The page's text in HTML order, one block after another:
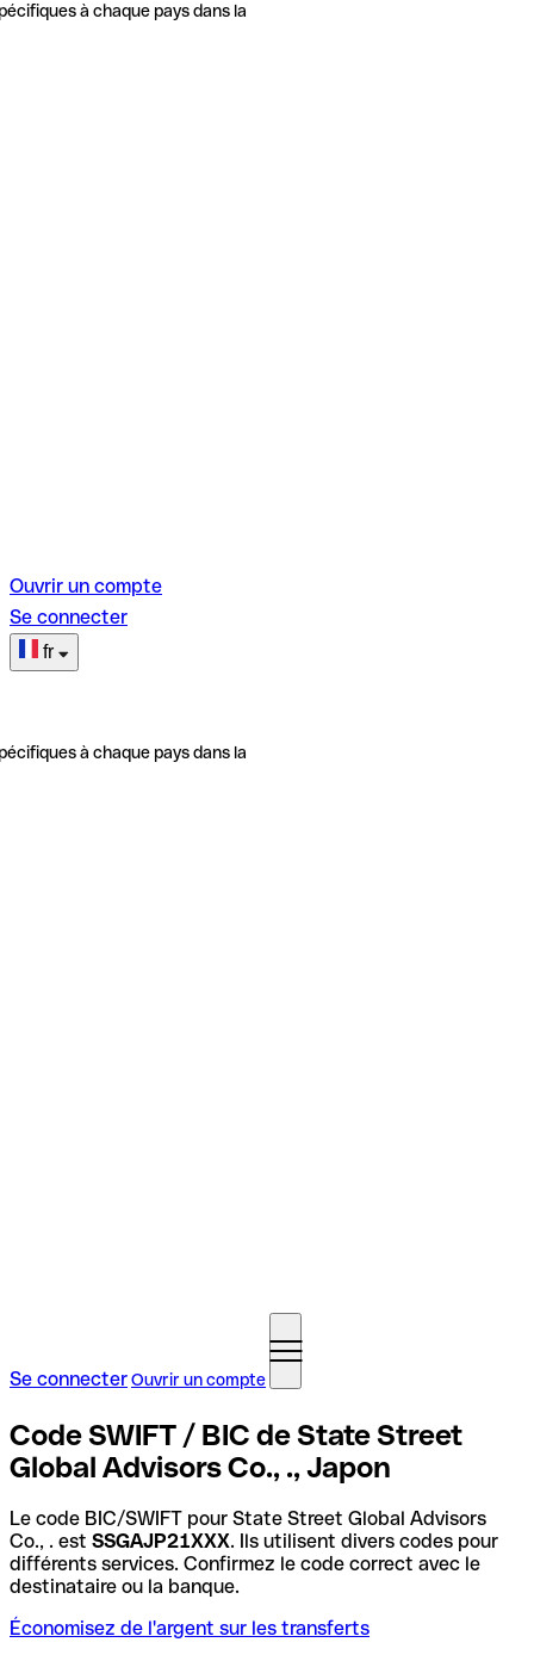
à chaque pays dans la
Ouvrir un compte
Se connecter
fr
à chaque pays dans la
Se connecterOuvrir un compte
Code SWIFT / BIC de State Street
Global Advisors Co., ., Japon
Le code BIC/SWIFT pour State Street Global Advisors
Co., . est SSGAJP21XXX. Ils utilisent divers codes pour
différents services. Confirmez le code correct avec le
destinataire ou la banque.
Économisez de l'argent sur les transferts